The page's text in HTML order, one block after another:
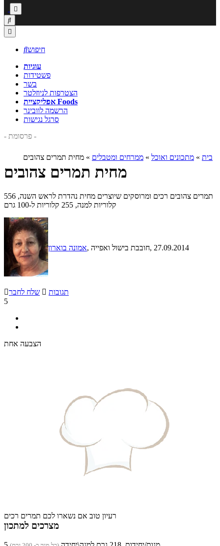



חיפוש
עוגיות
פשטידות
בשר
הצטרפות לניוזלטר
אפליקציית Foods
הרשמה לוובינר
סרגל נגישות
- פרסומת -
בית » מתכונים ואוכל » ממרחים ומטבלים » מחית תמרים צהובים
מחית תמרים צהובים
תמרים צהובים רכים ומרוסקים שיוצרים מחית נהדרת לראש השנה, 556
קלוריות למנה, 255 קלוריות ל-100 גרם
אמונה בוארון , חובבת בישול ואפייה, 27.09.2014
שלח לחבר  תגובות
5
הצבעה אחת
רעיון טוב אם נשארו לכם תמרים רכים
מצרכים למתכון